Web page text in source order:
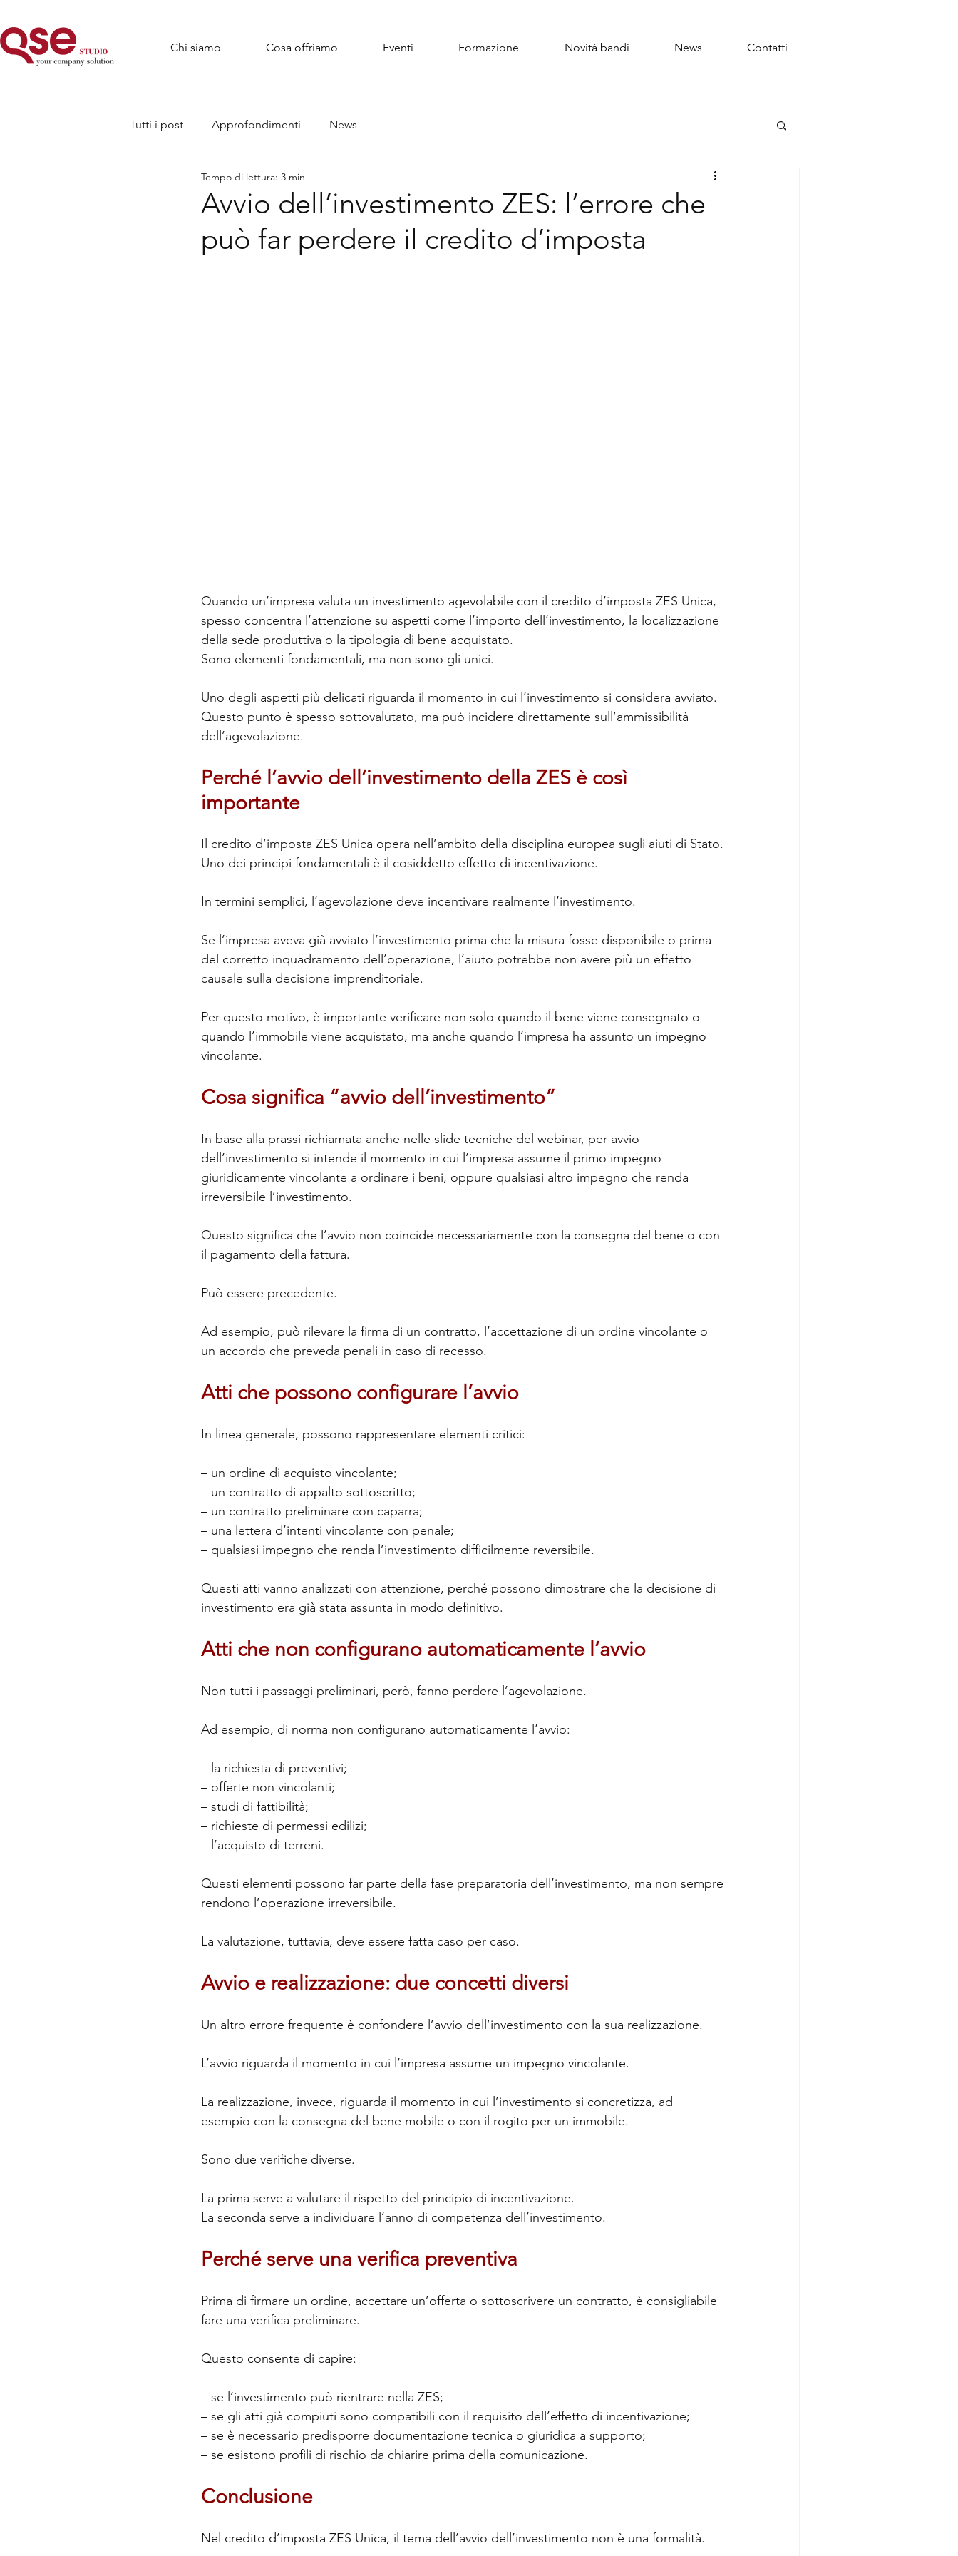
Chi siamo Cosa offriamo Eventi Formazione Novità bandi News Contatti
Tutti i post Approfondimenti News
Avvio dell’investimento ZES: l’errore che
può far perdere il credito d’imposta
Tempo di lettura: 3 min
Quando un’impresa valuta un investimento agevolabile con il credito d’imposta ZES Unica,
spesso concentra l’attenzione su aspetti come l’importo dell’investimento, la localizzazione
della sede produttiva o la tipologia di bene acquistato.
Sono elementi fondamentali, ma non sono gli unici.
Uno degli aspetti più delicati riguarda il momento in cui l’investimento si considera avviato.
Questo punto è spesso sottovalutato, ma può incidere direttamente sull’ammissibilità
dell’agevolazione.
Perché l’avvio dell’investimento della ZES è così
importante
Il credito d’imposta ZES Unica opera nell’ambito della disciplina europea sugli aiuti di Stato.
Uno dei principi fondamentali è il cosiddetto effetto di incentivazione.
In termini semplici, l’agevolazione deve incentivare realmente l’investimento.
Se l’impresa aveva già avviato l’investimento prima che la misura fosse disponibile o prima
del corretto inquadramento dell’operazione, l’aiuto potrebbe non avere più un effetto
causale sulla decisione imprenditoriale.
Per questo motivo, è importante verificare non solo quando il bene viene consegnato o
quando l’immobile viene acquistato, ma anche quando l’impresa ha assunto un impegno
vincolante.
Cosa significa “avvio dell’investimento”
In base alla prassi richiamata anche nelle slide tecniche del webinar, per avvio
dell’investimento si intende il momento in cui l’impresa assume il primo impegno
giuridicamente vincolante a ordinare i beni, oppure qualsiasi altro impegno che renda
irreversibile l’investimento.
Questo significa che l’avvio non coincide necessariamente con la consegna del bene o con
il pagamento della fattura.
Può essere precedente.
Ad esempio, può rilevare la firma di un contratto, l’accettazione di un ordine vincolante o
un accordo che preveda penali in caso di recesso.
Atti che possono configurare l’avvio
In linea generale, possono rappresentare elementi critici:
– un ordine di acquisto vincolante;
– un contratto di appalto sottoscritto;
– un contratto preliminare con caparra;
– una lettera d’intenti vincolante con penale;
– qualsiasi impegno che renda l’investimento difficilmente reversibile.
Questi atti vanno analizzati con attenzione, perché possono dimostrare che la decisione di
investimento era già stata assunta in modo definitivo.
Atti che non configurano automaticamente l’avvio
Non tutti i passaggi preliminari, però, fanno perdere l’agevolazione.
Ad esempio, di norma non configurano automaticamente l’avvio:
– la richiesta di preventivi;
– offerte non vincolanti;
– studi di fattibilità;
– richieste di permessi edilizi;
– l’acquisto di terreni.
Questi elementi possono far parte della fase preparatoria dell’investimento, ma non sempre
rendono l’operazione irreversibile.
La valutazione, tuttavia, deve essere fatta caso per caso.
Avvio e realizzazione: due concetti diversi
Un altro errore frequente è confondere l’avvio dell’investimento con la sua realizzazione.
L’avvio riguarda il momento in cui l’impresa assume un impegno vincolante.
La realizzazione, invece, riguarda il momento in cui l’investimento si concretizza, ad
esempio con la consegna del bene mobile o con il rogito per un immobile.
Sono due verifiche diverse.
La prima serve a valutare il rispetto del principio di incentivazione.
La seconda serve a individuare l’anno di competenza dell’investimento.
Perché serve una verifica preventiva
Prima di firmare un ordine, accettare un’offerta o sottoscrivere un contratto, è consigliabile
fare una verifica preliminare.
Questo consente di capire:
– se l’investimento può rientrare nella ZES;
– se gli atti già compiuti sono compatibili con il requisito dell’effetto di incentivazione;
– se è necessario predisporre documentazione tecnica o giuridica a supporto;
– se esistono profili di rischio da chiarire prima della comunicazione.
Conclusione
Nel credito d’imposta ZES Unica, il tema dell’avvio dell’investimento non è una formalità.